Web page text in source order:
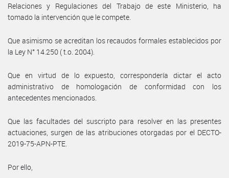
Relaciones y Regulaciones del Trabajo de este Ministerio, ha
tomado la intervención que le compete.
Que asimismo se acreditan los recaudos formales establecidos por
la Ley N° 14.250 ( t.o. 2004).
Que en virtud de lo expuesto, correspondería dictar el acto
administrativo de homologación de conformidad con los
antecedentes mencionados.
Que las facultades del suscripto para resolver en las presentes
actuaciones, surgen de las atribuciones otorgadas por el DECTO-
2019-75-APN-PTE.
Por ello,